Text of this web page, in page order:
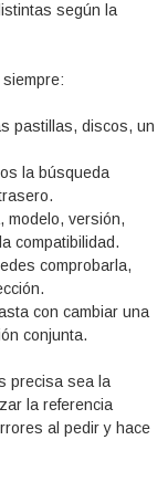
según la
pastillas, discos, un
la búsqueda
modelo, versión,
compatibilidad.
comprobarla,
con cambiar una
conjunta.
precisa sea la
la referencia
al pedir y hace